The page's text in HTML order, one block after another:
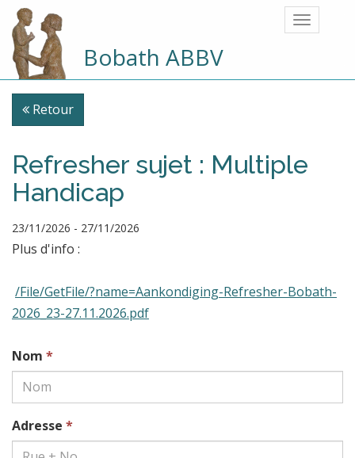
Bobath ABBV
Retour
Refresher sujet : Multiple
Handicap
23/11/2026 - 27/11/2026
Plus d'info :
/File/GetFile/?name=Aankondiging-Refresher-Bobath-
2026_23-27.11.2026.pdf
Nom *
Adresse *